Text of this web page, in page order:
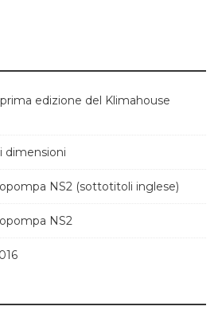
edizione del Klimahouse
dimensioni
NS2 (sottotitoli inglese)
NS2